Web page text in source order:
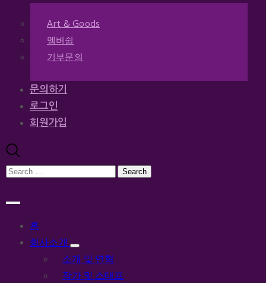
Art & Goods
멤버쉽
기부문의
문의하기
로그인
회원가입
홈
회사소개
소개 및 연혁
작가 및 스태프